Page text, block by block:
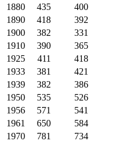
1880
435
400
1890
418
392
1900
382
331
1910
390
365
1925
411
418
1933
381
421
1939
382
386
1950
535
526
1956
571
541
1961
650
584
1970
781 734